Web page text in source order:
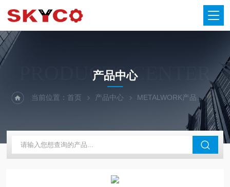
PRODUCTS CENTER
产品中心
当前位置：首页 产品中心 METALWORK产品 气缸